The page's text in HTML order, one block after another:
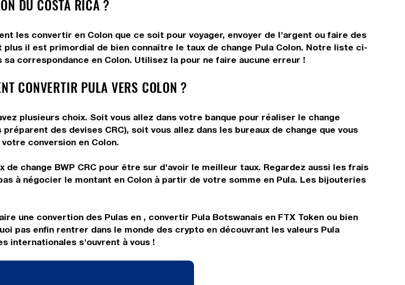
DU COSTA RICA ?
les convertir en Colon que ce soit pour voyager, envoyer de l'argent ou faire des
il est primordial de bien connaître le taux de change Pula Colon. Notre liste ci-
correspondance en Colon. Utilisez la pour ne faire aucune erreur !
CONVERTIR PULA VERS COLON ?
plusieurs choix. Soit vous allez dans votre banque pour réaliser le change
des devises CRC), soit vous allez dans les bureaux de change que vous
conversion en Colon.
change BWP CRC pour être sur d'avoir le meilleur taux. Regardez aussi les frais
à négocier le montant en Colon à partir de votre somme en Pula. Les bijouteries
une convertion des Pulas en , convertir Pula Botswanais en FTX Token ou bien
pas enfin rentrer dans le monde des crypto en découvrant les valeurs Pula
internationales s'ouvrent à vous !